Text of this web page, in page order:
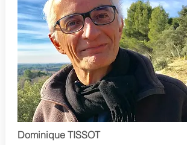
Dominique TISSOT